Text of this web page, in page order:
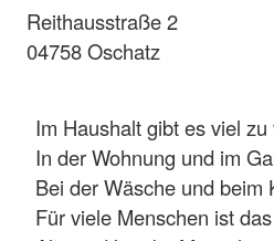
Reithausstraße 2
04758 Oschatz
Im Haushalt gibt es viel zu
In der Wohnung und im
Bei der Wäsche und beim
Für viele Menschen ist